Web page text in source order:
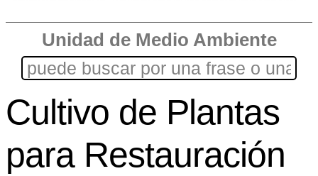
Unidad de Medio Ambiente
Cultivo de Plantas
para Restauración